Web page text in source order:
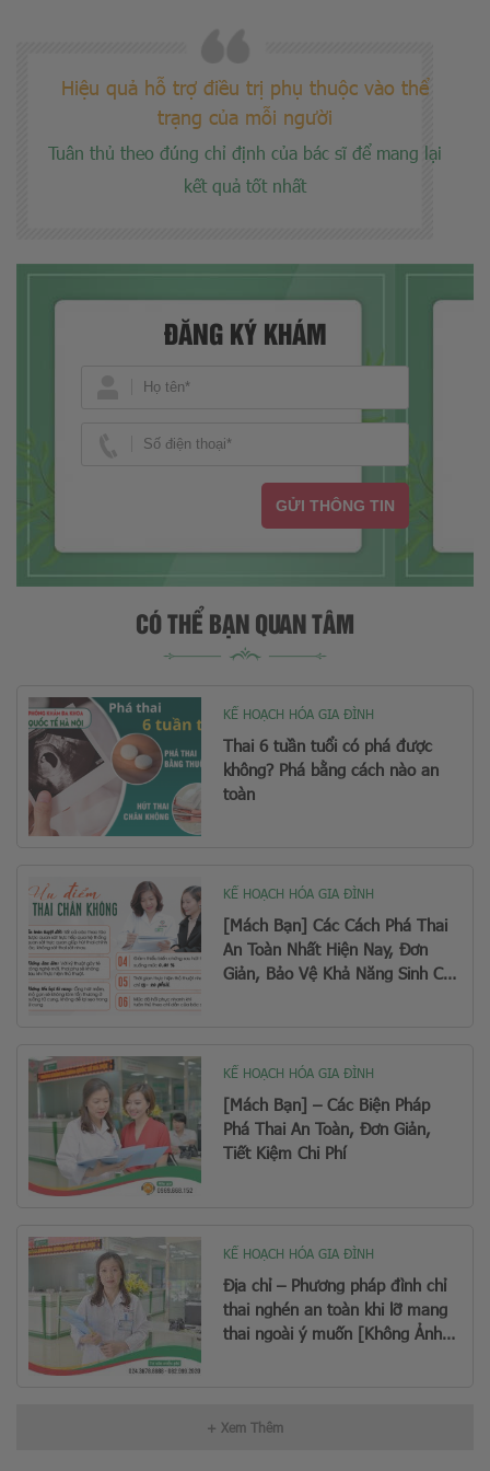
Hiệu quả hỗ trợ điều trị phụ thuộc vào thể
trạng của mỗi người
Tuân thủ theo đúng chỉ định của bác sĩ để mang lại
kết quả tốt nhất
ĐĂNG KÝ KHÁM
GỬI THÔNG TIN
CÓ THỂ BẠN QUAN TÂM
KẾ HOẠCH HÓA GIA ĐÌNH
Thai 6 tuần tuổi có phá được
không? Phá bằng cách nào an
toàn
KẾ HOẠCH HÓA GIA ĐÌNH
[Mách Bạn] Các Cách Phá Thai
An Toàn Nhất Hiện Nay, Đơn
Giản, Bảo Vệ Khả Năng Sinh Con
KẾ HOẠCH HÓA GIA ĐÌNH
[Mách Bạn] – Các Biện Pháp
Phá Thai An Toàn, Đơn Giản,
Tiết Kiệm Chi Phí
KẾ HOẠCH HÓA GIA ĐÌNH
Địa chỉ – Phương pháp đình chỉ
thai nghén an toàn khi lỡ mang
thai ngoài ý muốn [Không Ảnh
+ Xem Thêm